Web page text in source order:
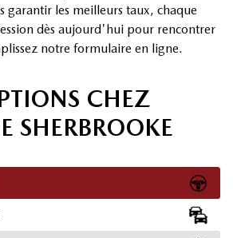
garantir les meilleurs taux, chaque
dès aujourd'hui pour rencontrer
notre formulaire en ligne.
CHEZ
SHERBROOKE